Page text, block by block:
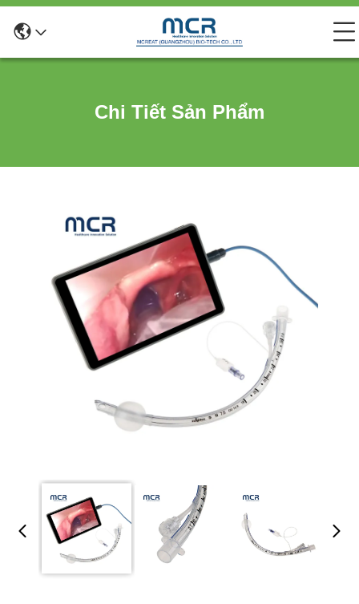
Chi Tiết Sản Phẩm